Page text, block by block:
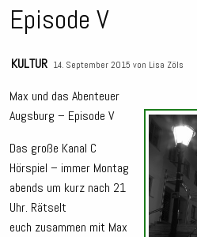
Episode V
KULTUR 14. September 2015 von Lisa Zöls
Max und das Abenteuer
Augsburg – Episode V
Das große Kanal C
Hörspiel – immer Montag
abends um kurz nach 21
Uhr. Rätselt
euch zusammen mit Max